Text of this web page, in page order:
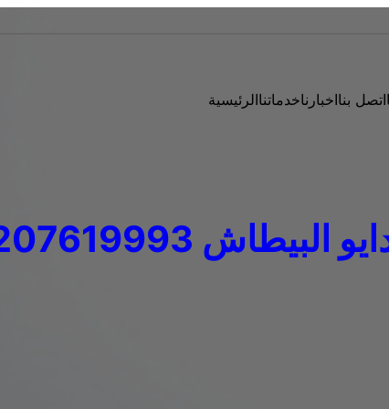
الرئيسيةخدماتنااخبارنااتصل بنا
01207619993